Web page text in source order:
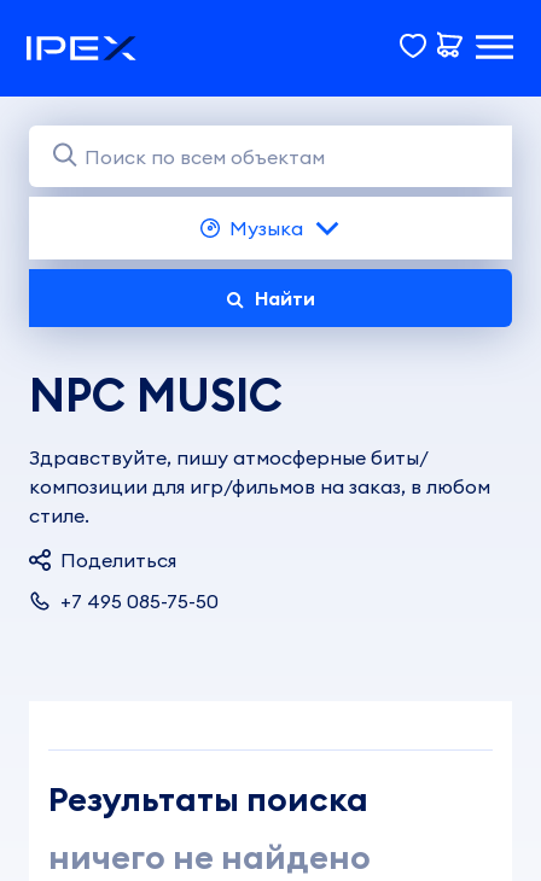
Музыка
Найти
NPC MUSIC
Здравствуйте, пишу атмосферные биты/
композиции для игр/фильмов на заказ, в любом
стиле.
Поделиться
+7 495 085-75-50
Результаты поиска
ничего не найдено